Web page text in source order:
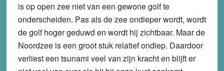
is op open zee niet van een gewone golf te
onderscheiden. Pas als de zee ondieper wordt, wordt
de golf hoger geduwd en wordt hij zichtbaar. Maar de
Noordzee is een groot stuk relatief ondiep. Daardoor
verliest een tsunami veel van zijn kracht en blijft er